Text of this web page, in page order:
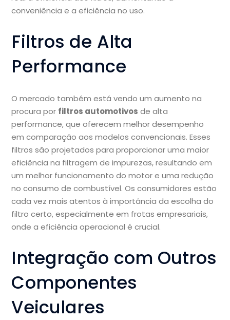
conveniência e a eficiência no uso.
Filtros de Alta
Performance
O mercado também está vendo um aumento na
procura por filtros automotivos de alta
performance, que oferecem melhor desempenho
em comparação aos modelos convencionais. Esses
filtros são projetados para proporcionar uma maior
eficiência na filtragem de impurezas, resultando em
um melhor funcionamento do motor e uma redução
no consumo de combustível. Os consumidores estão
cada vez mais atentos à importância da escolha do
filtro certo, especialmente em frotas empresariais,
onde a eficiência operacional é crucial.
Integração com Outros
Componentes
Veiculares